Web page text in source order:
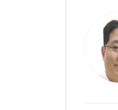
제1절 수 용
제2절 수용
제3절 교정
제4절 수용
제5절 수용